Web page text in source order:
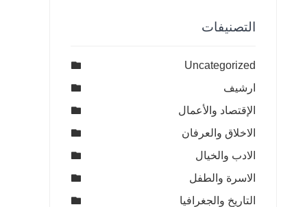
التصنيفات
Uncategorized
ارشيف
الإقتصاد والأعمال
الاخلاق والعرفان
الادب والخيال
الاسرة والطفل
التاريخ والجغرافيا